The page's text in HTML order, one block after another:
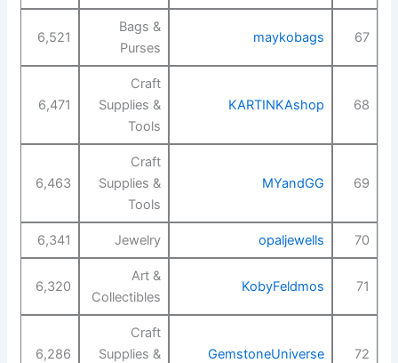
67
maykobags
Bags &
Purses
6,521
68
KARTINKAshop
Craft
Supplies &
Tools
6,471
69
MYandGG
Craft
Supplies &
Tools
6,463
70
opaljewells
Jewelry
6,341
71
KobyFeldmos
Art &
Collectibles
6,320
72
GemstoneUniverse
Craft
Supplies &
6,286